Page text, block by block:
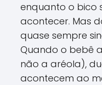
enquanto o bico
acontecer. Mas
quase sempre
Quando o bebê
não a aréola),
acontecem ao